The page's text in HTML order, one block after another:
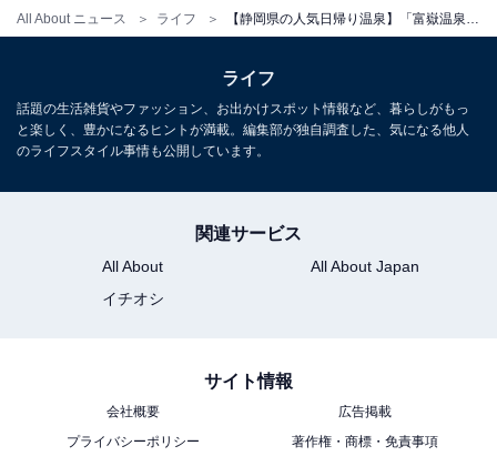
All About ニュース ライフ
ライフ
話題の生活雑貨やファッション、お出かけスポット情報など、暮らしがもっ
と楽しく、豊かになるヒントが満載。編集部が独自調査した、気になる他人
のライフスタイル事情も公開しています。
関連サービス
All About
All About Japan
イチオシ
サイト情報
会社概要
広告掲載
プライバシーポリシー
著作権・商標・免責事項